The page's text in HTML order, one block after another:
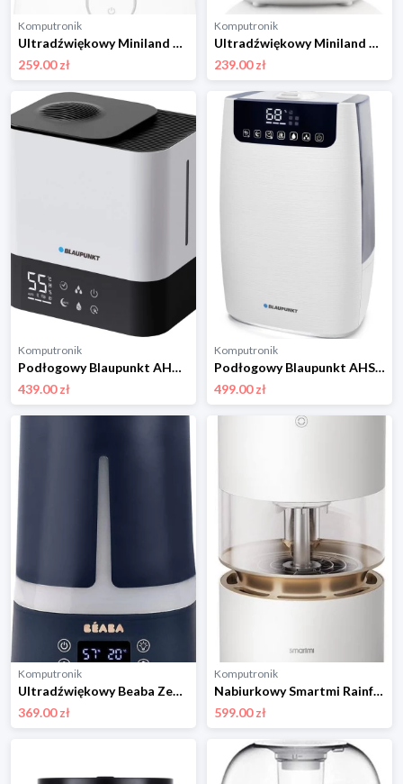
Komputronik
Ultradźwiękowy Miniland ML89319
259.00 zł
Komputronik
Ultradźwiękowy Miniland ML89173 biały
239.00 zł
Komputronik
Podłogowy Blaupunkt AHM701 biały
439.00 zł
Komputronik
Podłogowy Blaupunkt AHS803
499.00 zł
Komputronik
Ultradźwiękowy Beaba Zen Air Night blue 920416
369.00 zł
Komputronik
Nabiurkowy Smartmi Rainforest biały
599.00 zł